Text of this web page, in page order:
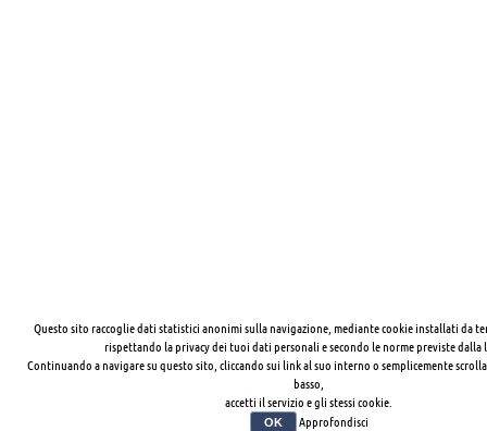
Questo sito raccoglie dati statistici anonimi sulla navigazione, mediante cookie installati da
rispettando la privacy dei tuoi dati personali e secondo le norme previste dalla
Continuando a navigare su questo sito, cliccando sui link al suo interno o semplicemente
basso,
accetti il servizio e gli stessi cookie.
OK Approfondisci